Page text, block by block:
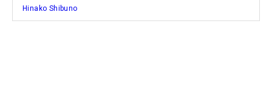
ろうなと思うけど、すごく楽しみにしてます」と力
Hinako Shibuno